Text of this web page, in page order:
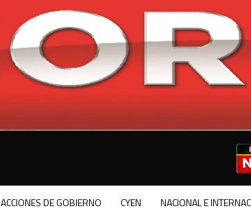
ACCIONES DE GOBIERNO CYEN NACIONAL E